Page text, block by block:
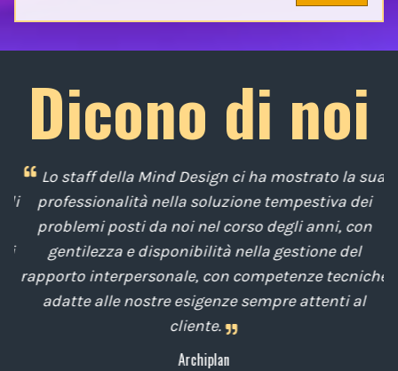
Dicono di noi
Lo staff della Mind Design ci ha mostrato la sua
professionalità nella soluzione tempestiva dei
problemi posti da noi nel corso degli anni, con
gentilezza e disponibilità nella gestione del
rapporto interpersonale, con competenze tecniche
adatte alle nostre esigenze sempre attenti al
cliente.
Archiplan